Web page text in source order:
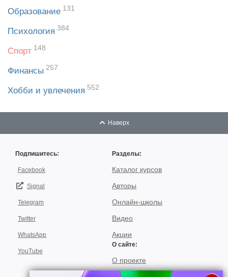
Образование 131
Психология 384
Спорт 148
Финансы 257
Хобби и увлечения 552
Наверх
Подпишитесь:
Facebook
Signal
Telegram
Twitter
WhatsApp
YouTube
Разделы:
Каталог курсов
Авторы
Онлайн-школы
Видео
Акции
О сайте:
О проекте